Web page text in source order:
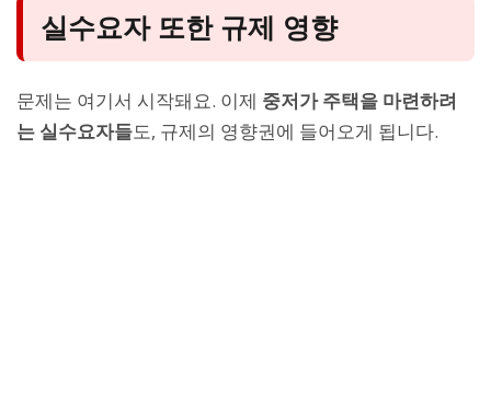
실수요자 또한 규제 영향
문제는 여기서 시작돼요. 이제 중저가 주택을 마련하려
는 실수요자들도, 규제의 영향권에 들어오게 됩니다.